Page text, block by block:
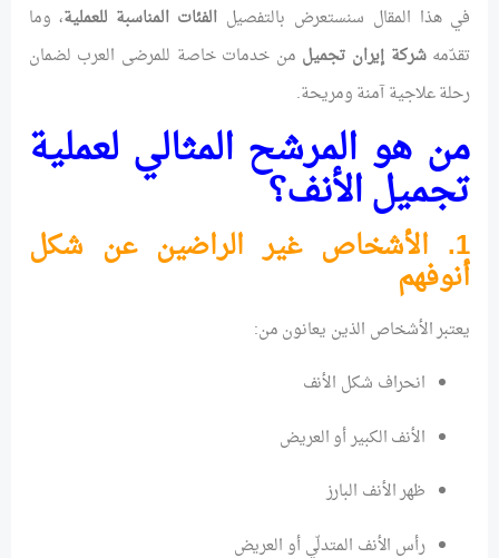
في هذا المقال سنستعرض بالتفصيلالفئات المناسبة للعملية، وما
تقدّمهشركة إيران تجميل من خدمات خاصة للمرضى العرب لضمان
رحلة علاجية آمنة ومريحة.
من هو المرشح المثالي لعملية
تجميل الأنف؟
1. الأشخاص غير الراضين عن شكل
أنوفهم
يعتبر الأشخاص الذين يعانون من:
انحراف شكل الأنف
الأنف الكبير أو العريض
ظهر الأنف البارز
رأس الأنف المتدلّي أو العريض